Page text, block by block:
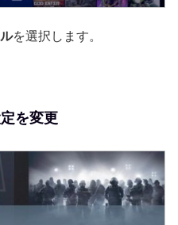
を選択します。
を変更